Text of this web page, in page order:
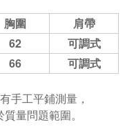
胸圍
肩帶
62
可調式
66 可調式
手工平鋪測量，
量問題範圍。